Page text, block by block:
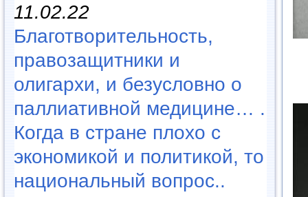
11.02.22
Благотворительность,
правозащитники и
олигархи, и безусловно о
паллиативной медицине… .
Когда в стране плохо с
экономикой и политикой, то
национальный вопрос..